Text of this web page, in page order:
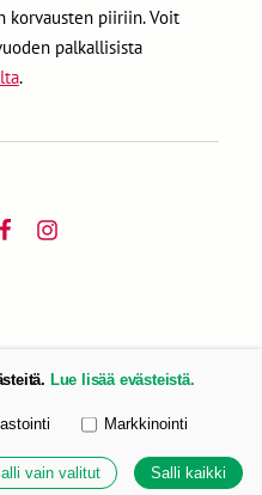
korvausten piiriin. Voit
palkallisista
.
Lue lisää evästeistä.
Markkinointi
vain valitut Salli kaikki